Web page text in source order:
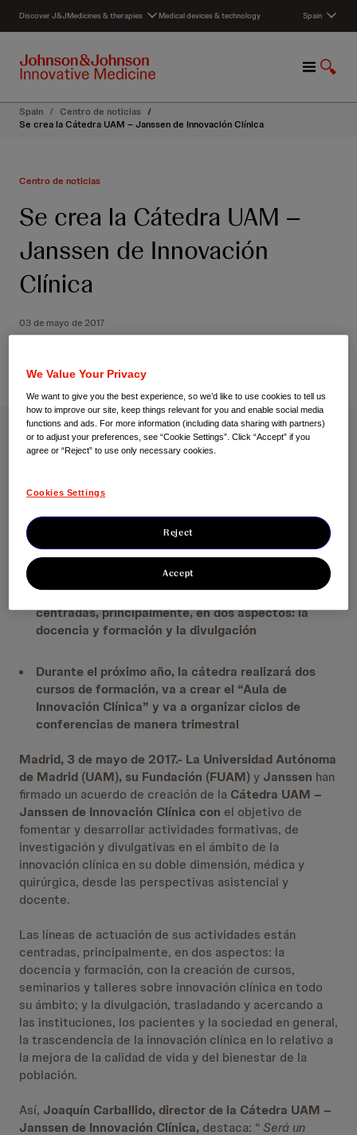
c
Discover J&JMedicines & therapies Medical devices & technology Spain
M
n
S
o
Spain / Centro de noticias /
Se crea la Cátedra UAM – Janssen de Innovación Clínica
Centro de noticias
Se crea la Cátedra UAM –
Janssen de Innovación
Clínica
03 de mayo de 2017
Se crea la Cátedra UAM – Janssen de Innovación Clínica
y Janssen han creado esta cátedra que tiene por
objetivo fomentar y desarrollaractividades
formativas, de investigación y divulgativas en el
ámbito de la Innovación Clínica
Las líneas de actuación de sus actividades están
centradas, principalmente, en dos aspectos: la
docencia y formación y la divulgación
Durante el próximo año, la cátedra realizará dos
cursos de formación, va a crear el “Aula de
Innovación Clínica” y va a organizar ciclos de
conferencias de manera trimestral
Madrid, 3 de mayo de 2017.- La Universidad Autónoma
de Madrid (UAM), su Fundación (FUAM)y Janssen han
firmado un acuerdo de creación de la Cátedra UAM –
Janssen de Innovación Clínica con el objetivo de
fomentar y desarrollar actividades formativas, de
investigación y divulgativas en el ámbito de la
innovación clínica en su doble dimensión, médica y
quirúrgica, desde las perspectivas asistencial y
docente.
Las líneas de actuación de sus actividades están
centradas, principalmente, en dos aspectos: la
docencia y formación, con la creación de cursos,
seminarios y talleres sobre innovación clínica en todo
su ámbito; y la divulgación, trasladando y acercando a
las instituciones, los pacientes y la sociedad en general,
la trascendencia de la innovación clínica en lo relativo a
la mejora de la calidad de vida y del bienestar de la
población.
Así, Joaquín Carballido, director de la Cátedra UAM –
Janssen de Innovación Clínica, destaca: “Será un
We Value Your Privacy
We want to give you the best experience, so we’d like to use cookies to tell us
how to improve our site, keep things relevant for you and enable social media
functions and ads. For more information (including data sharing with partners)
or to adjust your preferences, see “Cookie Settings”. Click “Accept” if you
agree or “Reject” to use only necessary cookies.
Cookies Settings
Reject
Accept